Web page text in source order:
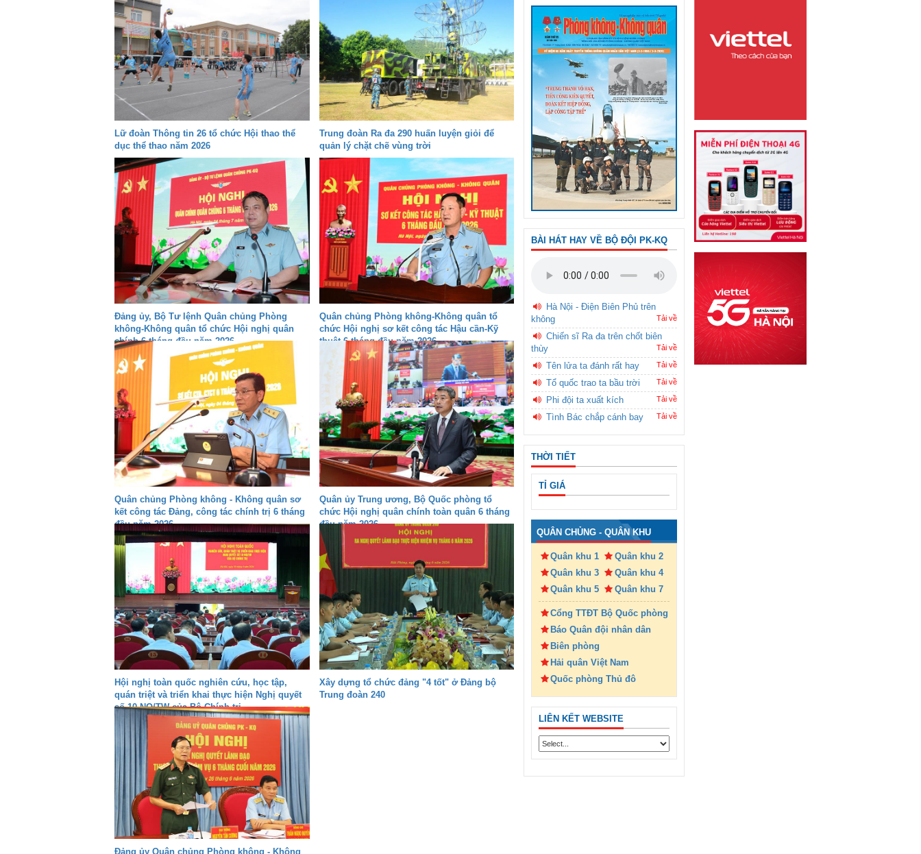
Lữ đoàn Thông tin 26 tổ chức Hội thao thể
dục thể thao năm 2026
Trung đoàn Ra đa 290 huấn luyện giỏi để
quản lý chặt chẽ vùng trời
Đảng ủy, Bộ Tư lệnh Quân chủng Phòng
không-Không quân tổ chức Hội nghị quân
chính 6 tháng đầu năm 2026
Quân chủng Phòng không-Không quân tổ
chức Hội nghị sơ kết công tác Hậu cần-Kỹ
thuật 6 tháng đầu năm 2026
Quân chủng Phòng không - Không quân sơ
kết công tác Đảng, công tác chính trị 6 tháng
đầu năm 2026
Quân ủy Trung ương, Bộ Quốc phòng tổ
chức Hội nghị quân chính toàn quân 6 tháng
đầu năm 2026
Hội nghị toàn quốc nghiên cứu, học tập,
quán triệt và triển khai thực hiện Nghị quyết
số 10-NQ/TW của Bộ Chính trị
Xây dựng tổ chức đảng "4 tốt" ở Đảng bộ
Trung đoàn 240
Đảng ủy Quân chủng Phòng không - Không
BÀI HÁT HAY VỀ BỘ ĐỘI PK-KQ
Hà Nội - Điện Biên Phủ trên
không
Tải về
Chiến sĩ Ra đa trên chốt biên
thùy
Tải về
Tên lửa ta đánh rất hay Tải về
Tổ quốc trao ta bầu trời Tải về
Phi đội ta xuất kích Tải về
Tình Bác chắp cánh bay Tải về
THỜI TIẾT
TỈ GIÁ
QUÂN CHỦNG - QUÂN KHU
Quân khu 1
Quân khu 2
Quân khu 3
Quân khu 4
Quân khu 5
Quân khu 7
Cổng TTĐT Bộ Quốc phòng
Báo Quân đội nhân dân
Biên phòng
Hải quân Việt Nam
Quốc phòng Thủ đô
LIÊN KẾT WEBSITE